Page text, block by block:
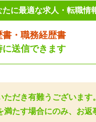
に最適な求人・転職情
書・職務経歴書
に送信できます
だき有難うございます。
たす場合にのみ、お